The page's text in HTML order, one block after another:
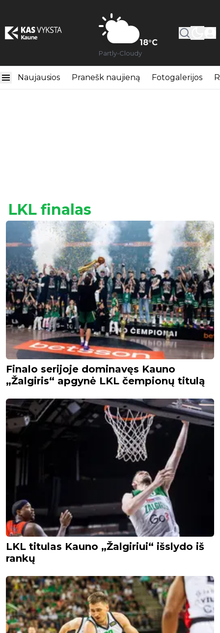
18°C
Partly-Cloudy
Naujausios Pranešk naujieną Fotogalerijos
LKL finalas
Finalo serijoje dominavęs Kauno
„Žalgiris“ apgynė LKL čempionų titulą
LKL titulas Kauno „Žalgiriui“ išslydo iš
rankų